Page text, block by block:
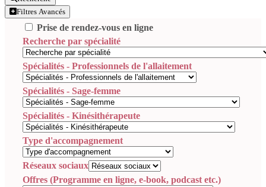
Filtres Avancés
Prise de rendez-vous en ligne
Recherche par spécialité
Spécialités - Professionnels de l'allaitement
Spécialités - Sage-femme
Spécialités - Kinésithérapeute
Type d'accompagnement
Réseaux sociaux
Offres (Programme en ligne, e-book, podcast etc.)